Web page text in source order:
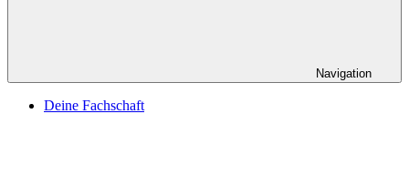
Navigation
Deine Fachschaft